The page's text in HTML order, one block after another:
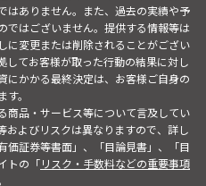
はありません。また、過去の実績や予
ではございません。提供する情報等は
に変更または削除されることがござい
してお客様が取った行動の結果に対し
にかかる最終決定は、お客様ご自身の
。
商品・サービス等について言及してい
およびリスクは異なりますので、詳し
価証券等書面」、「目論見書」、「目
トの「リスク・手数料などの重要事項